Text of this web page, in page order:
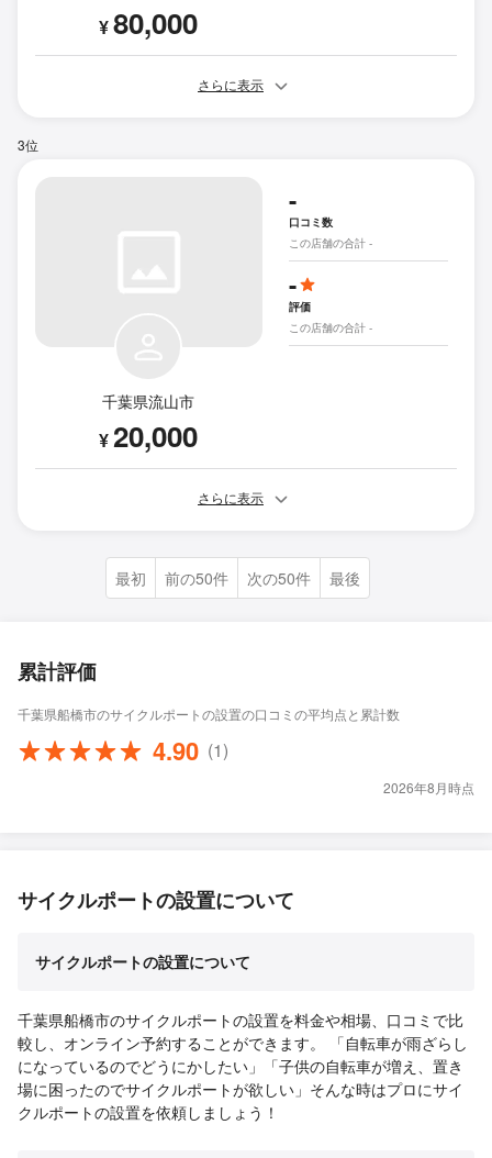
¥80,000
さらに表示
3位
千葉県流山市
¥20,000
-
口コミ数
この店舗の合計 -
-
評価
この店舗の合計 -
さらに表示
最初 前の50件 次の50件 最後
累計評価
千葉県船橋市のサイクルポートの設置の口コミの平均点と累計数
4.90 (1)
2026年8月時点
サイクルポートの設置について
サイクルポートの設置について
千葉県船橋市のサイクルポートの設置を料金や相場、口コミで比
較し、オンライン予約することができます。 「自転車が雨ざらし
になっているのでどうにかしたい」「子供の自転車が増え、置き
場に困ったのでサイクルポートが欲しい」そんな時はプロにサイ
クルポートの設置を依頼しましょう！